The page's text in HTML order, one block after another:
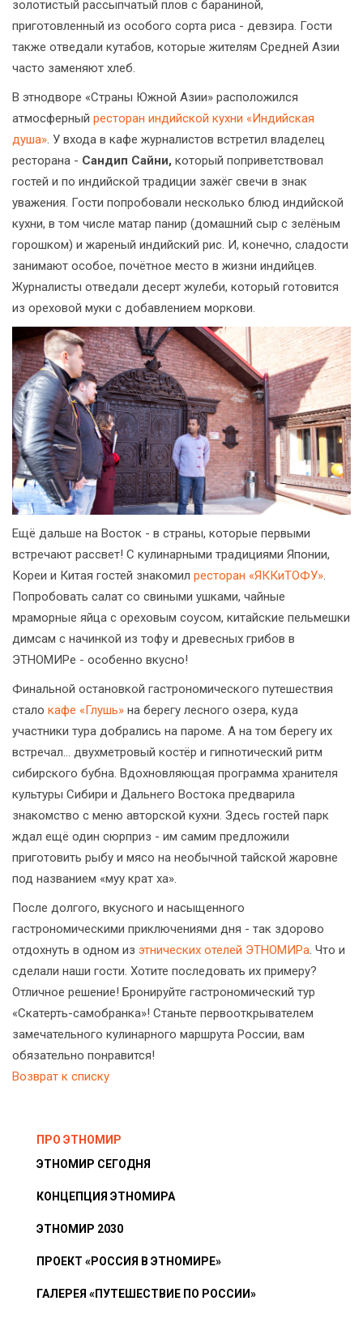
золотистый рассыпчатый плов с бараниной,
приготовленный из особого сорта риса - девзира. Гости
также отведали кутабов, которые жителям Средней Азии
часто заменяют хлеб.
В этнодворе «Страны Южной Азии» расположился
атмосферный ресторан индийской кухни «Индийская
душа». У входа в кафе журналистов встретил владелец
ресторана - Сандип Сайни, который поприветствовал
гостей и по индийской традиции зажёг свечи в знак
уважения. Гости попробовали несколько блюд индийской
кухни, в том числе матар панир (домашний сыр с зелёным
горошком) и жареный индийский рис. И, конечно, сладости
занимают особое, почётное место в жизни индийцев.
Журналисты отведали десерт жулеби, который готовится
из ореховой муки с добавлением моркови.
Ещё дальше на Восток - в страны, которые первыми
встречают рассвет! С кулинарными традициями Японии,
Кореи и Китая гостей знакомил ресторан «ЯККиТОФУ».
Попробовать салат со свиными ушками, чайные
мраморные яйца с ореховым соусом, китайские пельмешки
димсам с начинкой из тофу и древесных грибов в
ЭТНОМИРе - особенно вкусно!
Финальной остановкой гастрономического путешествия
стало кафе «Глушь» на берегу лесного озера, куда
участники тура добрались на пароме. А на том берегу их
встречал… двухметровый костёр и гипнотический ритм
сибирского бубна. Вдохновляющая программа хранителя
культуры Сибири и Дальнего Востока предварила
знакомство с меню авторской кухни. Здесь гостей парк
ждал ещё один сюрприз - им самим предложили
приготовить рыбу и мясо на необычной тайской жаровне
под названием «муу крат ха».
После долгого, вкусного и насыщенного
гастрономическими приключениями дня - так здорово
отдохнуть в одном из этнических отелей ЭТНОМИРа. Что и
сделали наши гости. Хотите последовать их примеру?
Отличное решение! Бронируйте гастрономический тур
«Скатерть-самобранка»! Станьте первооткрывателем
замечательного кулинарного маршрута России, вам
обязательно понравится!
Возврат к списку
ПРО ЭТНОМИР
ЭТНОМИР СЕГОДНЯ
КОНЦЕПЦИЯ ЭТНОМИРА
ЭТНОМИР 2030
ПРОЕКТ «РОССИЯ В ЭТНОМИРЕ»
ГАЛЕРЕЯ «ПУТЕШЕСТВИЕ ПО РОССИИ»